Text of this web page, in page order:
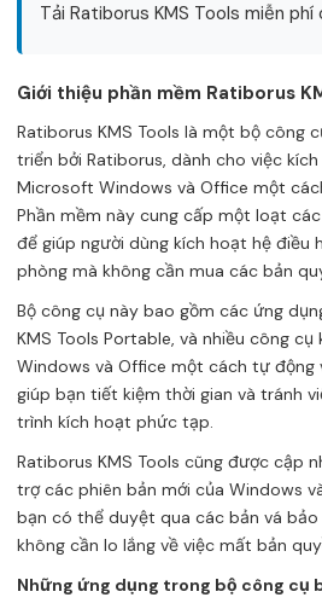
Tải Ratiborus KMS Tools miễn
Giới thiệu phần mềm Ratiborus
Ratiborus KMS Tools là một bộ công
triển bởi Ratiborus, dành cho việc
Microsoft Windows và Office một
Phần mềm này cung cấp một loạt
để giúp người dùng kích hoạt hệ điều
phòng mà không cần mua các bản
Bộ công cụ này bao gồm các ứng
KMS Tools Portable, và nhiều công
Windows và Office một cách tự động
giúp bạn tiết kiệm thời gian và tránh
trình kích hoạt phức tạp.
Ratiborus KMS Tools cũng được cập
trợ các phiên bản mới của Windows
bạn có thể duyệt qua các bản vá
không cần lo lắng về việc mất bản
Những ứng dụng trong bộ công cụ